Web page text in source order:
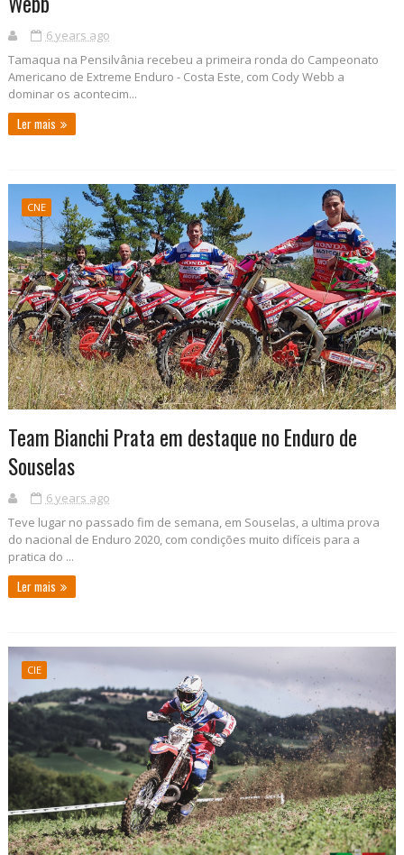
6 years ago
Tamaqua na Pensilvânia recebeu a primeira ronda do Campeonato
Americano de Extreme Enduro - Costa Este, com Cody Webb a
dominar os acontecim...
Ler mais
CNE
Team Bianchi Prata em destaque no Enduro de
Souselas
6 years ago
Teve lugar no passado fim de semana, em Souselas, a ultima prova
do nacional de Enduro 2020, com condições muito difíceis para a
pratica do ...
Ler mais
CIE